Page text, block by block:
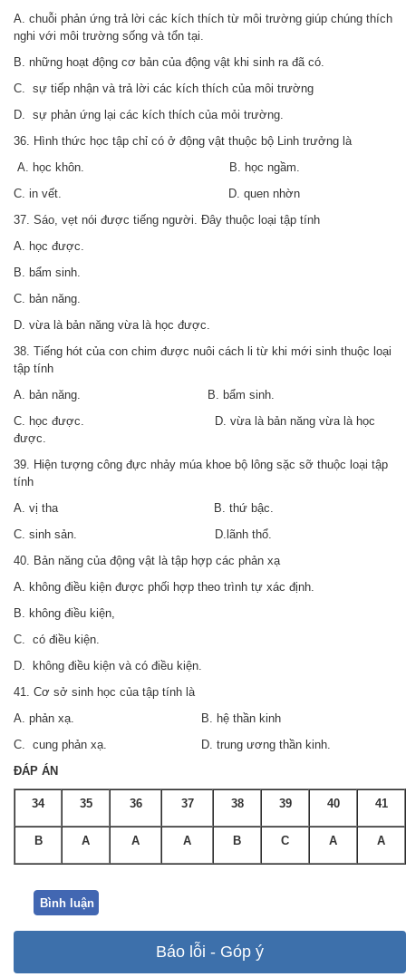
A. chuỗi phản ứng trả lời các kích thích từ môi trường giúp chúng thích
nghi với môi trường sống và tổn tại.
B. những hoạt động cơ bản của động vật khi sinh ra đã có.
C. sự tiếp nhận và trả lời các kích thích của môi trường
D. sự phản ứng lại các kích thích của mỏi trường.
36. Hình thức học tập chỉ có ở động vật thuộc bộ Linh trưởng là
A. học khôn. B. học ngầm.
C. in vết. D. quen nhờn
37. Sáo, vẹt nói được tiếng người. Đây thuộc loại tập tính
A. học được.
B. bẩm sinh.
C. bản năng.
D. vừa là bản năng vừa là học được.
38. Tiếng hót của con chim được nuôi cách li từ khi mới sinh thuộc loại
tập tính
A. bản năng. B. bẩm sinh.
C. học được. D. vừa là bản năng vừa là học
được.
39. Hiện tượng công đực nhảy múa khoe bộ lông sặc sỡ thuộc loại tập
tính
A. vị tha B. thứ bậc.
C. sinh sản. D.lãnh thổ.
40. Bản năng của động vật là tập hợp các phản xạ
A. không điều kiện được phối hợp theo trình tự xác định.
B. không điều kiện,
C. có điều kiện.
D. không điều kiện và có điều kiện.
41. Cơ sở sinh học của tập tính là
A. phản xạ. B. hệ thần kinh
C. cung phản xạ. D. trung ương thần kinh.
ĐÁP ÁN
34 35 36 37 38 39 40 41
B A A A B C A A
Bình luận
Báo lỗi - Góp ý